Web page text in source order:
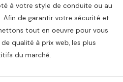
à votre style de conduite ou au
Afin de garantir votre sécurité et
tout en oeuvre pour vous
qualité à prix web, les plus
du marché.